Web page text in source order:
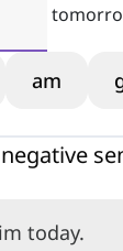
am
today.